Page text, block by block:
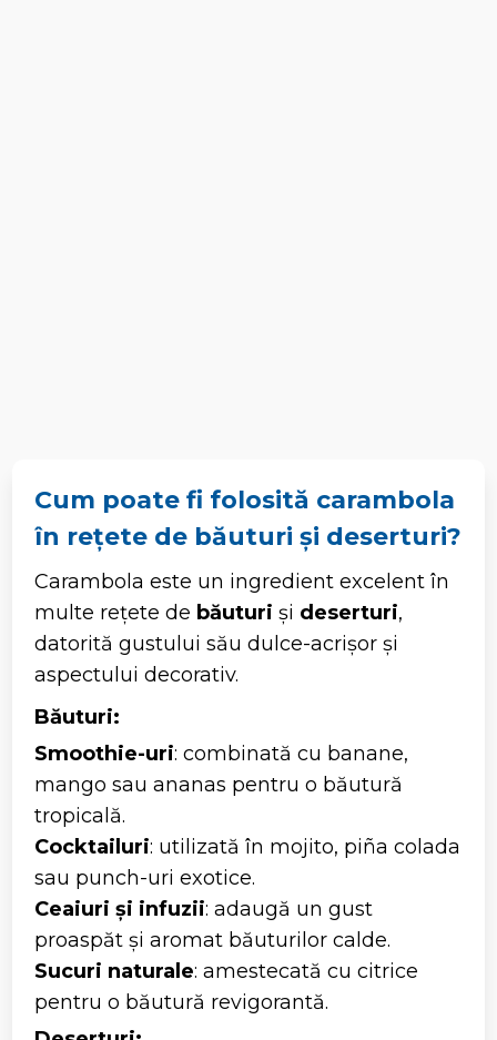
Cum poate fi folosită carambola
în rețete de băuturi și deserturi?
Carambola este un ingredient excelent în
multe rețete de băuturi și deserturi,
datorită gustului său dulce-acrișor și
aspectului decorativ.
Băuturi:
Smoothie-uri: combinată cu banane,
mango sau ananas pentru o băutură
tropicală.
Cocktailuri: utilizată în mojito, piña colada
sau punch-uri exotice.
Ceaiuri și infuzii: adaugă un gust
proaspăt și aromat băuturilor calde.
Sucuri naturale: amestecată cu citrice
pentru o băutură revigorantă.